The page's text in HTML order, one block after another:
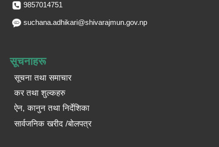
9857014751
suchana.adhikari@shivarajmun.gov.np
सूचनाहरू
सूचना तथा समाचार
कर तथा शुल्कहरु
ऐन, कानुन तथा निर्देशिका
सार्वजनिक खरीद /बोलपत्र